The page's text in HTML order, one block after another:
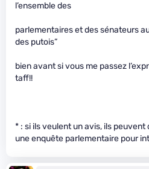
l’ensemble des
parlementaires et des sénateurs
des putois”
bien avant si vous me passez
taff!!
* : si ils veulent un avis, ils
une enquête parlementaire pour